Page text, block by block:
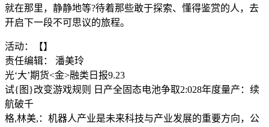
就在那里，静静地等?待着那些敢于探索、懂得鉴赏的人，去
开启下一段不可思议的旅程。
活动：【】
责任编辑： 潘美玲
光‘大’期货<金>融类日报9.23
试{图}改变游戏规则 日产全固态电池争取2:028年度量产：续
航破千
格,林美,：机器人产业是未来科技与产业发展的重要方向，公